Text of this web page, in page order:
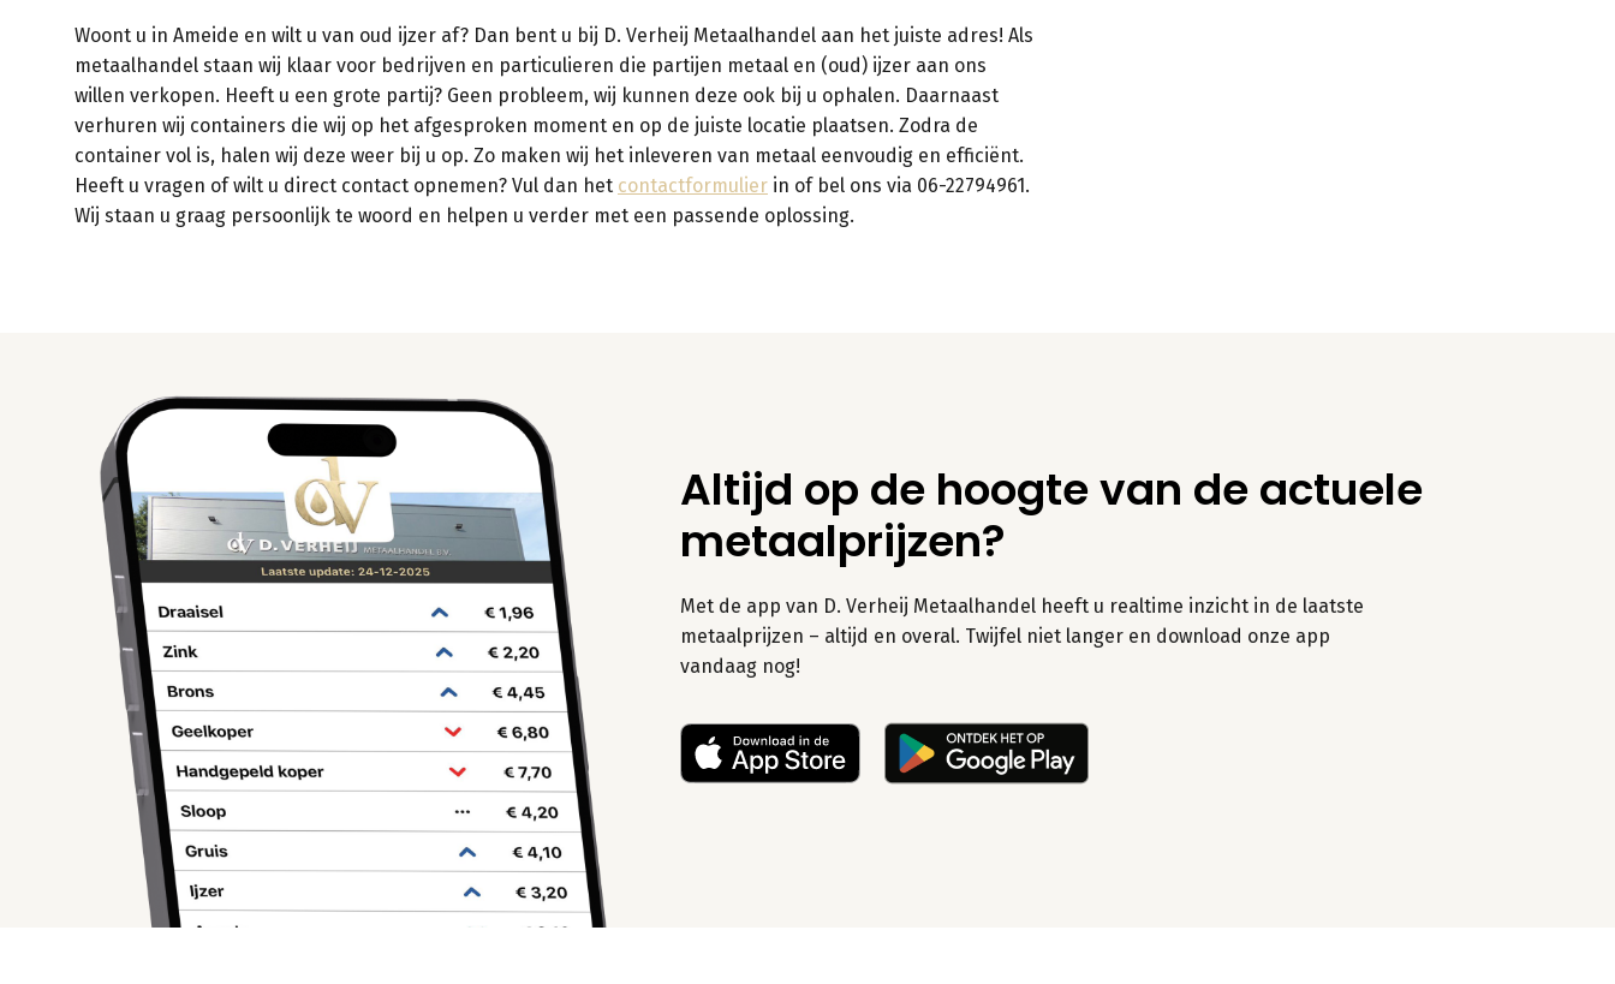
Woont u in Ameide en wilt u van oud ijzer af? Dan bent u bij D. Verheij Metaalhandel aan het juiste adres! Als
metaalhandel staan wij klaar voor bedrijven en particulieren die partijen metaal en (oud) ijzer aan ons
willen verkopen. Heeft u een grote partij? Geen probleem, wij kunnen deze ook bij u ophalen. Daarnaast
verhuren wij containers die wij op het afgesproken moment en op de juiste locatie plaatsen. Zodra de
container vol is, halen wij deze weer bij u op. Zo maken wij het inleveren van metaal eenvoudig en efficiënt.
Heeft u vragen of wilt u direct contact opnemen? Vul dan het contactformulier in of bel ons via 06-22794961.
Wij staan u graag persoonlijk te woord en helpen u verder met een passende oplossing.
Altijd op de hoogte van de actuele
metaalprijzen?
Met de app van D. Verheij Metaalhandel heeft u realtime inzicht in de laatste
metaalprijzen – altijd en overal. Twijfel niet langer en download onze app
vandaag nog!